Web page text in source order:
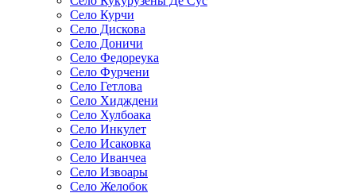
Село Курчи
Село Дискова
Село Доничи
Село Федореука
Село Фурчени
Село Гетлова
Село Хидждени
Село Хулбоака
Село Инкулет
Село Исаковка
Село Иванчеа
Село Извоары
Село Желобок